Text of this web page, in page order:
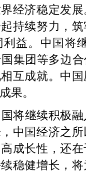
经济稳定发
持续努力，
益。中国将
集团等多边
互成就。中
果。
将继续积极
中国经济之
成长性，还
稳健增长，